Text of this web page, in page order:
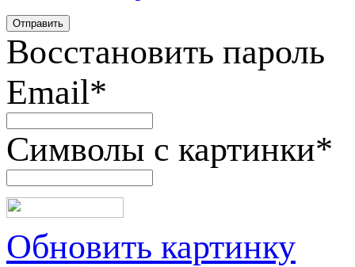
Восстановить пароль
Email*
Символы с картинки*
Обновить картинку